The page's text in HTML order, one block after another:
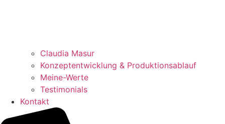
Claudia Masur
Konzeptentwicklung & Produktionsablauf
Meine-Werte
Testimonials
Kontakt